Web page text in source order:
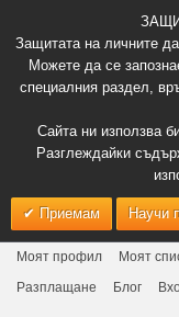
Защитата на личните
Можете да се
специалния раздел,
Сайта ни използва
Разглеждайки
Приемам Научи
Моят профил Моят
Разплащане
Блог